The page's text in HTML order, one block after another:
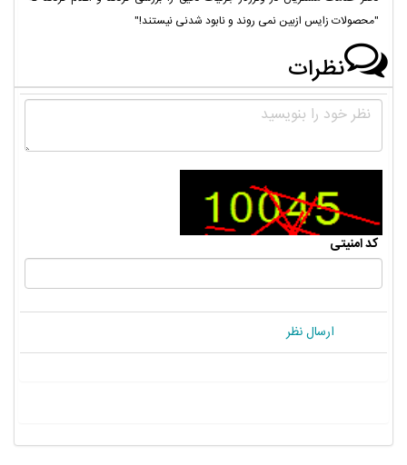
"محصولات زایس ازبین نمی روند و نابود شدنی نیستند!"
نظرات
کد امنیتی
ارسال نظر